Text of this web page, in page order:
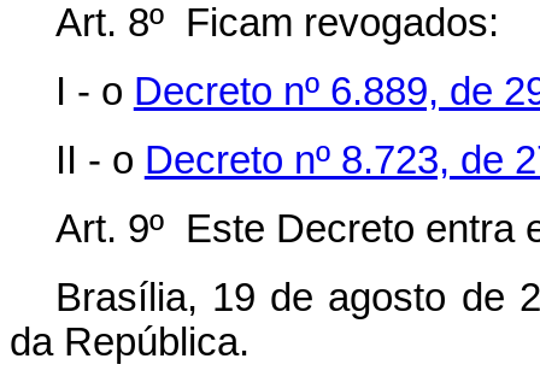
Art. 8º Ficam revogados:
I - o Decreto nº 6.889, de
II - o Decreto nº 8.723, de
Art. 9º Este Decreto entra
Brasília, 19 de agosto de
da República.